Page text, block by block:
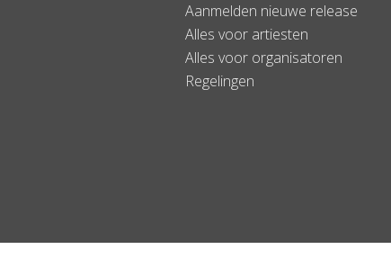
Aanmelden nieuwe release
Alles voor artiesten
Alles voor organisatoren
Regelingen